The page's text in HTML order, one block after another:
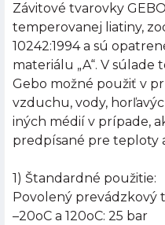
Závitové tvarovky
temperovanej liatiny,
10242:1994 a sú
materiálu „A“. V
Gebo možné použiť v
vzduchu, vody,
iných médií v prípade,
predpísané pre teploty
1) Štandardné použitie:
Povolený
–20oC a 120oC: 25 bar